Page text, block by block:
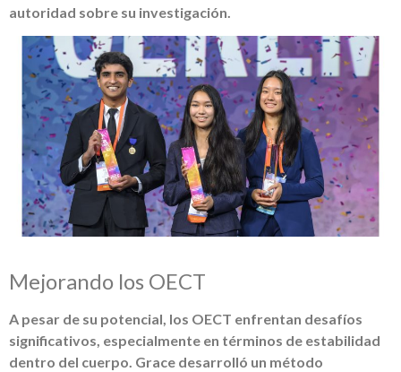
autoridad sobre su investigación.
Mejorando los OECT
A pesar de su potencial, los OECT enfrentan desafíos
significativos, especialmente en términos de estabilidad
dentro del cuerpo. Grace desarrolló un método